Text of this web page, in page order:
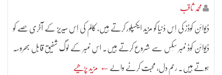
محمد ثاقب
ڈیوائن کوڈز کی اِس دُنیا کو مزید ایکسپلور کرتے ہیں، کالم کی اِس سیریز کے آخری حصے کو
ڈیوائن کوڈ نمبر سِکس سے شروع کرتے ہیں۔ اس نمبر کے لوگ شفیق قابل بھروسہ
ہوتے ہیں. رحم دل, محبت کرنے والے ← مزید پڑھیے